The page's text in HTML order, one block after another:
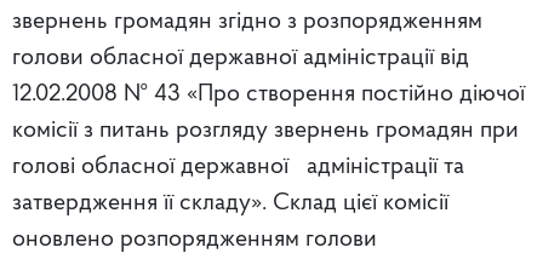
звернень громадян згідно з розпорядженням
голови обласної державної адміністрації від
12.02.2008 № 43 «Про створення постійно діючої
комісії з питань розгляду звернень громадян при
голові обласної державної адміністрації та
затвердження її складу». Склад цієї комісії
оновлено розпорядженням голови